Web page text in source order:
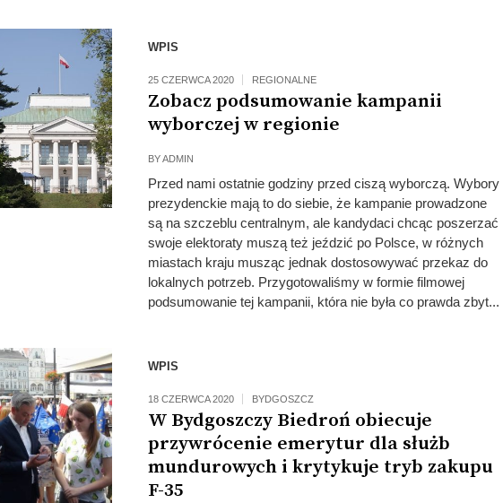
WPIS
25 CZERWCA 2020 REGIONALNE
Zobacz podsumowanie kampanii
wyborczej w regionie
BYADMIN
Przed nami ostatnie godziny przed ciszą wyborczą. Wybory
prezydenckie mają to do siebie, że kampanie prowadzone
są na szczeblu centralnym, ale kandydaci chcąc poszerzać
swoje elektoraty muszą też jeździć po Polsce, w różnych
miastach kraju musząc jednak dostosowywać przekaz do
lokalnych potrzeb. Przygotowaliśmy w formie filmowej
podsumowanie tej kampanii, która nie była co prawda zbyt...
WPIS
18 CZERWCA 2020 BYDGOSZCZ
W Bydgoszczy Biedroń obiecuje
przywrócenie emerytur dla służb
mundurowych i krytykuje tryb zakupu
F-35